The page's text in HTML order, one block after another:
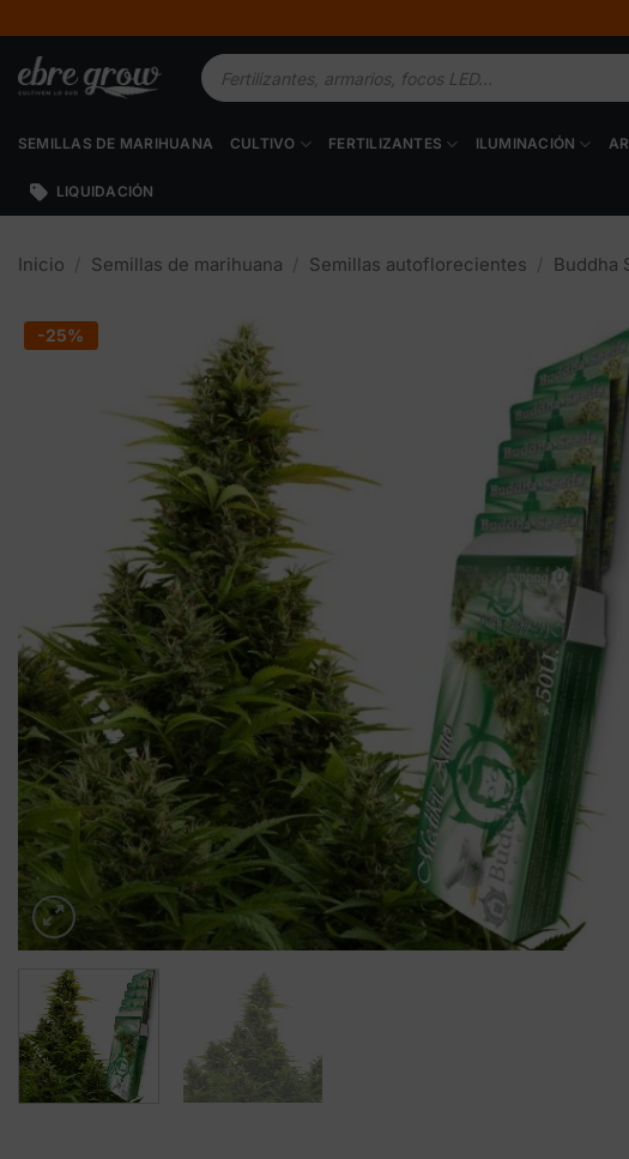
al
contenido
Búsqueda
de
productos
SEMILLAS DE MARIHUANA CULTIVO FERTILIZANTES ILUMINACIÓN
LIQUIDACIÓN
Inicio Semillas de marihuana Semillas autoflorecientes Buddha
-25%